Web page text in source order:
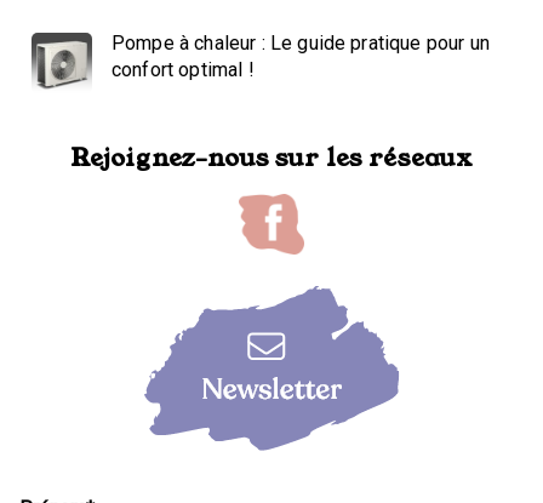
Pompe à chaleur : Le guide pratique pour un
confort optimal !
Rejoignez-nous sur les réseaux